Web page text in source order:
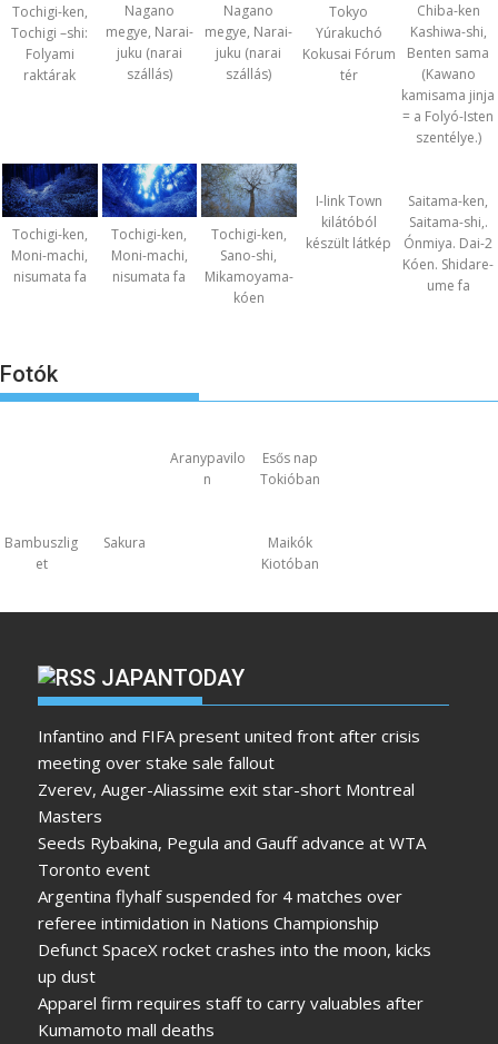
Tochigi-ken,
Tochigi –shi:
Folyami
raktárak
Nagano
megye, Narai-
juku (narai
szállás)
Nagano
megye, Narai-
juku (narai
szállás)
Tokyo
Yúrakuchó
Kokusai Fórum
tér
Chiba-ken
Kashiwa-shi,
Benten sama
(Kawano
kamisama jinja
= a Folyó-Isten
szentélye.)
Tochigi-ken,
Moni-machi,
nisumata fa
Tochigi-ken,
Moni-machi,
nisumata fa
Tochigi-ken,
Sano-shi,
Mikamoyama-
kóen
I-link Town
kilátóból
készült látkép
Saitama-ken,
Saitama-shi,.
Ónmiya. Dai-2
Kóen. Shidare-
ume fa
Fotók
Aranypavilo
n
Esős nap
Tokióban
Bambuszlig
et
Sakura
Maikók
Kiotóban
JAPANTODAY
Infantino and FIFA present united front after crisis
meeting over stake sale fallout
Zverev, Auger-Aliassime exit star-short Montreal
Masters
Seeds Rybakina, Pegula and Gauff advance at WTA
Toronto event
Argentina flyhalf suspended for 4 matches over
referee intimidation in Nations Championship
Defunct SpaceX rocket crashes into the moon, kicks
up dust
Apparel firm requires staff to carry valuables after
Kumamoto mall deaths